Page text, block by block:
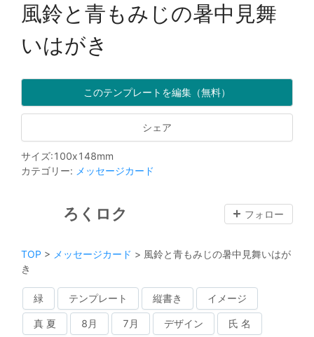
風鈴と青もみじの暑中見舞
いはがき
このテンプレートを編集（無料）
シェア
サイズ:100x148mm
カテゴリー: メッセージカード
ろくロク フォロー
TOP > メッセージカード > 風鈴と青もみじの暑中見舞いはが
き
緑 テンプレート 縦書き イメージ
真 夏 8月 7月 デザイン 氏 名